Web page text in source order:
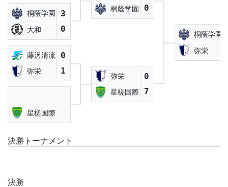
桐蔭学園
大和
3
0
藤沢清流
弥栄
0
1
星槎国際
桐蔭学園
0
弥栄
星槎国際
0
7
桐蔭学園
弥栄
決勝トーナメント
決勝